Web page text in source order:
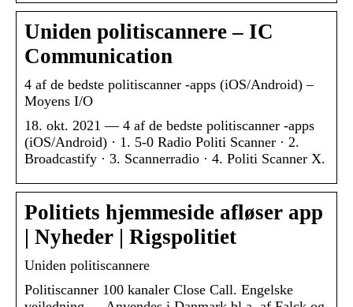
Uniden politiscannere – IC
Communication
4 af de bedste politiscanner -apps (iOS/Android) –
Moyens I/O
18. okt. 2021 — 4 af de bedste politiscanner -apps
(iOS/Android) · 1. 5-0 Radio Politi Scanner · 2.
Broadcastify · 3. Scannerradio · 4. Politi Scanner X.
Politiets hjemmeside afløser app
| Nyheder | Rigspolitiet
Uniden politiscannere
Politiscanner 100 kanaler Close Call. Engelske